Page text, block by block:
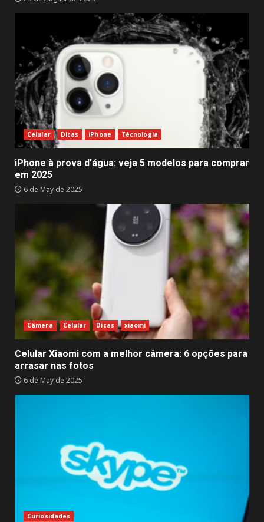
Celular Dicas iPhone Técnologia
iPhone à prova d’água: veja 5 modelos para comprar
em 2025
6 de May de 2025
Câmera Celular Dicas xiaomi
Celular Xiaomi com a melhor câmera: 6 opções para
arrasar nas fotos
6 de May de 2025
Curiosidades